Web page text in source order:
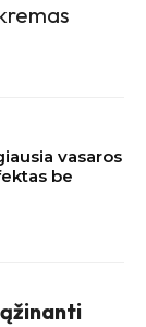
vasaros
be